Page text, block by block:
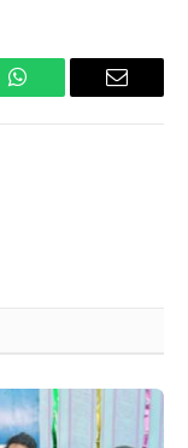
WhatsApp Email